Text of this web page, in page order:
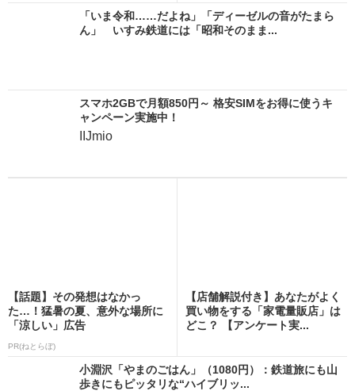
「いま令和……だよね」「ディーゼルの音がたまら
ん」 いすみ鉄道には「昭和そのまま...
スマホ2GBで月額850円～ 格安SIMをお得に使うキ
ャンペーン実施中！
IIJmio
【話題】その発想はなかっ
た…！猛暑の夏、意外な場所に
「涼しい」広告
PR(ねとらぼ)
【店舗解説付き】あなたがよく
買い物をする「家電量販店」は
どこ？ 【アンケート実...
小淵沢「やまのごはん」（1080円）：鉄道旅にも山
歩きにもピッタリな“ハイブリッ...